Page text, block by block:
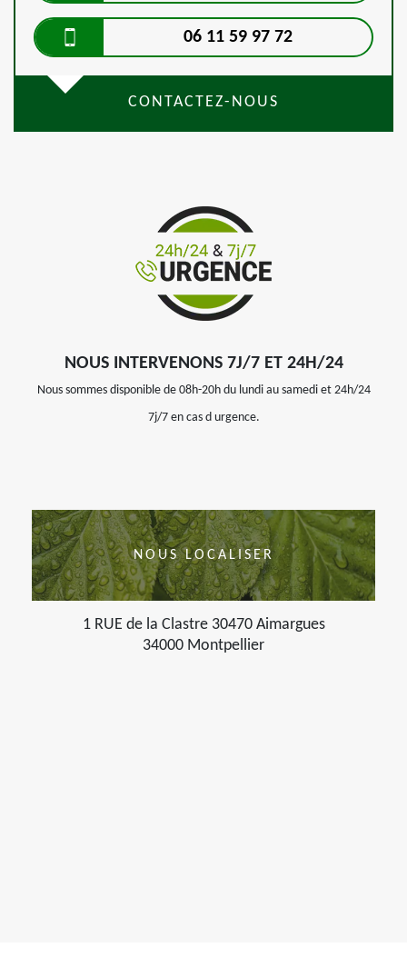
06 11 59 97 72
CONTACTEZ-NOUS
NOUS INTERVENONS 7J/7 ET 24H/24
Nous sommes disponible de 08h-20h du lundi au samedi et 24h/24
7j/7 en cas d urgence.
NOUS LOCALISER
1 RUE de la Clastre 30470 Aimargues
34000 Montpellier